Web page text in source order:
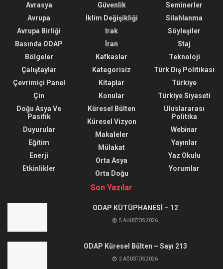
Avrasya
Avrupa
Avrupa Birliği
Basında ODAP
Bölgeler
Çalıştaylar
Çevrimiçi Panel
Çin
Doğu Asya Ve
Pasifik
Duyurular
Eğitim
Enerji
Etkinlikler
Güvenlik
İklim Değişikliği
Irak
İran
Kafkaslar
Kategorisiz
Kitaplar
Konular
Küresel Bülten
Küresel Vizyon
Makaleler
Mülakat
Orta Asya
Orta Doğu
Seminerler
Silahlanma
Söyleşiler
Staj
Teknoloji
Türk Dış Politikası
Türkiye
Türkiye Siyaseti
Uluslararası
Politika
Webinar
Yayınlar
Yaz Okulu
Yorumlar
Son Yazılar
ODAP KÜTÜPHANESİ – 12
5 AĞUSTOS 2026
ODAP Küresel Bülten – Sayı 213
2 AĞUSTOS 2026